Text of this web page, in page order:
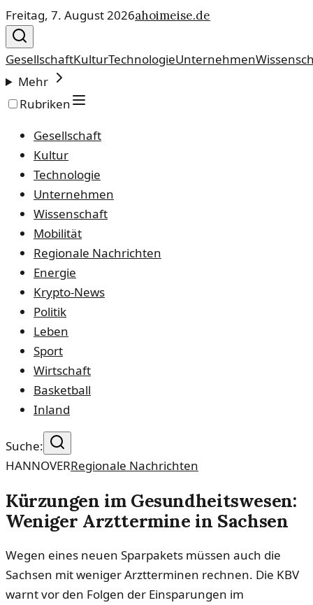
Freitag, 7. August 2026ahoimeise.de
GesellschaftKulturTechnologieUnternehmen
Mehr
Rubriken
Gesellschaft
Kultur
Technologie
Unternehmen
Wissenschaft
Mobilität
Regionale Nachrichten
Energie
Krypto-News
Politik
Leben
Sport
Wirtschaft
Basketball
Inland
Suche:
HANNOVERRegionale Nachrichten
Kürzungen im Gesundheitswesen:
Weniger Arzttermine in Sachsen
Wegen eines neuen Sparpakets müssen auch die
Sachsen mit weniger Arztterminen rechnen. Die KBV
warnt vor den Folgen der Einsparungen im